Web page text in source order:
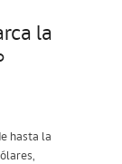
la
hasta la